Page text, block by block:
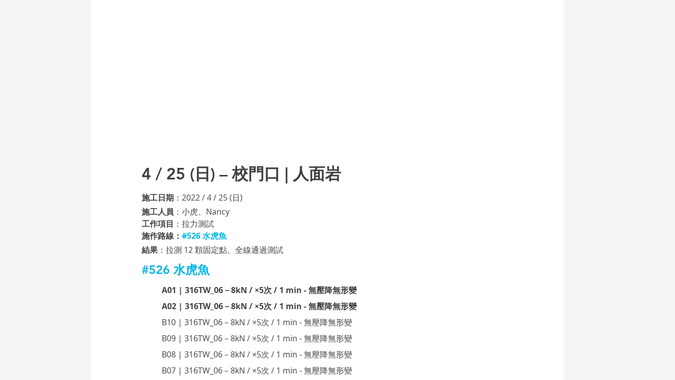
4 / 25 (日) – 校門口 | 人面岩
施工日期 ：2022 / 4 / 25 (日)
施工人員 ：小虎、Nancy
工作項目 ：拉力測試
施作路線： #526 水虎魚
結果 ：拉測 12 顆固定點、全線通過測試
#526 水虎魚
A01 | 316TW_06－8kN / ×5次 / 1 min - 無壓降無形變
A02 | 316TW_06－8kN / ×5次 / 1 min - 無壓降無形變
B10 | 316TW_06－8kN / ×5次 / 1 min - 無壓降無形變
B09 | 316TW_06－8kN / ×5次 / 1 min - 無壓降無形變
B08 | 316TW_06－8kN / ×5次 / 1 min - 無壓降無形變
B07 | 316TW_06－8kN / ×5次 / 1 min - 無壓降無形變